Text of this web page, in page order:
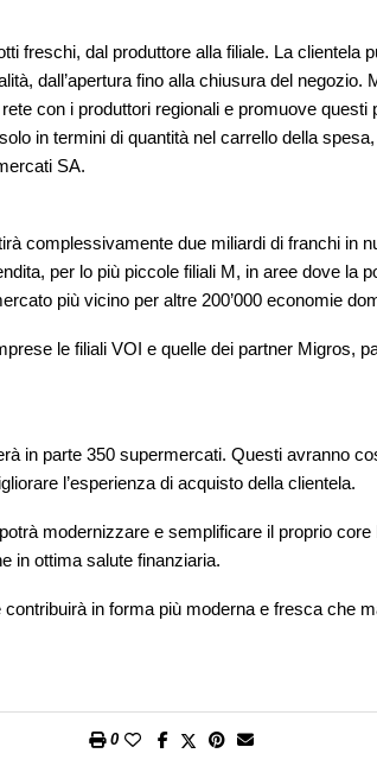
freschi, dal produttore alla filiale. La clientela
dall’apertura fino alla chiusura del negozio.
con i produttori regionali e promuove questi
in termini di quantità nel carrello della
SA.
complessivamente due miliardi di franchi in
per lo più piccole filiali M, in aree dove la
più vicino per altre 200’000 economie
le filiali VOI e quelle dei partner Migros,
in parte 350 supermercati. Questi avranno
l’esperienza di acquisto della clientela.
modernizzare e semplificare il proprio core
in ottima salute finanziaria.
in forma più moderna e fresca che
0